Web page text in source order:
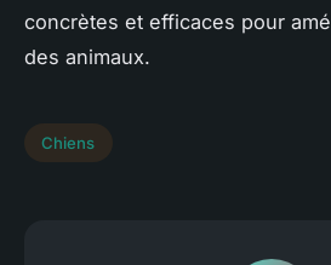
concrètes et efficaces pour
des animaux.
Chiens